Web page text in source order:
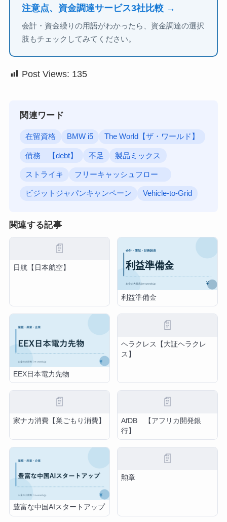
注意点、資金調達サービス3社比較 →
会計・資金繰りの用語がわかったら、資金調達の選択
肢もチェックしてみてください。
Post Views: 135
関連ワード
在留資格 BMW i5 The World【ザ・ワールド】
債務 【debt】 不足 製品ミックス
ストライキ フリーキャッシュフロー
ビジットジャパンキャンペーン Vehicle-to-Grid
関連する記事
📄
日航【日本航空】
利益準備金
EEX日本電力先物
📄
ヘラクレス【大証ヘラクレ
ス】
📄
家ナカ消費【巣ごもり消費】
📄
AfDB 【アフリカ開発銀
行】
豊富な中国AIスタートアップ
📄
勲章